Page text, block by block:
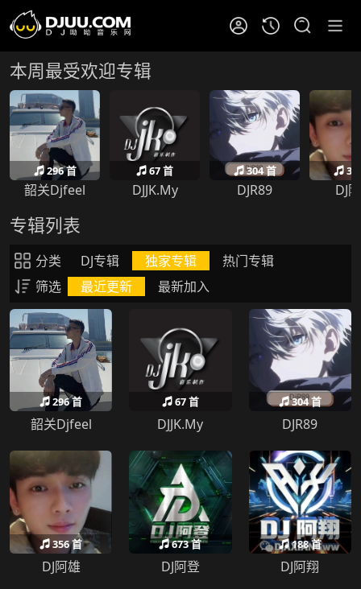
本周最受欢迎专辑
296 首
韶关Djfeel
67 首
DJJK.My
304 首
DJR89 DJ
专辑列表
分类 DJ专辑 独家专辑
热门专辑
筛选
最近更新 最新加入
296 首
韶关Djfeel
67 首
DJJK.My
304 首
DJR89
356 首
DJ阿雄
673 首
DJ阿登
188 首
DJ阿翔